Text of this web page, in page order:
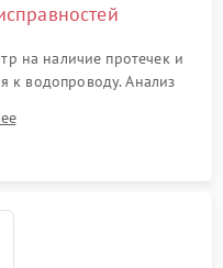
на наличие протечек и
к водопроводу. Анализ
нагрева, вращения
системы защиты